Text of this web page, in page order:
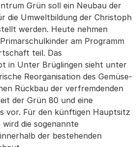
Grün soll ein Neubau der
die Umweltbildung der Christoph
werden. Heute nehmen
am Programm
teil. Das
in Unter Brüglingen sieht unter
Reorganisation des Gemüse-
Rückbau der verfremdenden
der Grün 80 und eine
vor. Für den künftigen Hauptsitz
die sogenannte
der bestehenden